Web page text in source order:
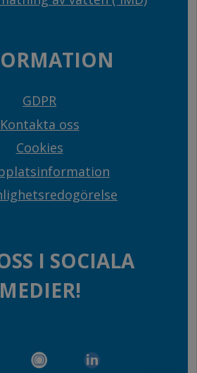
GDPR
Kontakta oss
Cookies
I SOCIALA
MEDIER!